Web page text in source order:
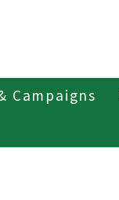
Campaigns